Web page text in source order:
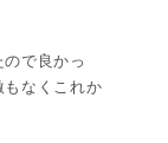
で良かっ
なくこれか